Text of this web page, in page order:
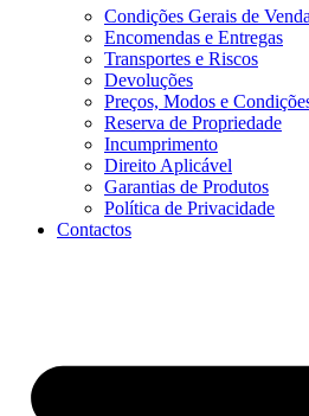
Condições Gerais de
Encomendas e Entregas
Transportes e Riscos
Devoluções
Preços, Modos e
Reserva de Propriedade
Incumprimento
Direito Aplicável
Garantias de Produtos
Política de Privacidade
Contactos